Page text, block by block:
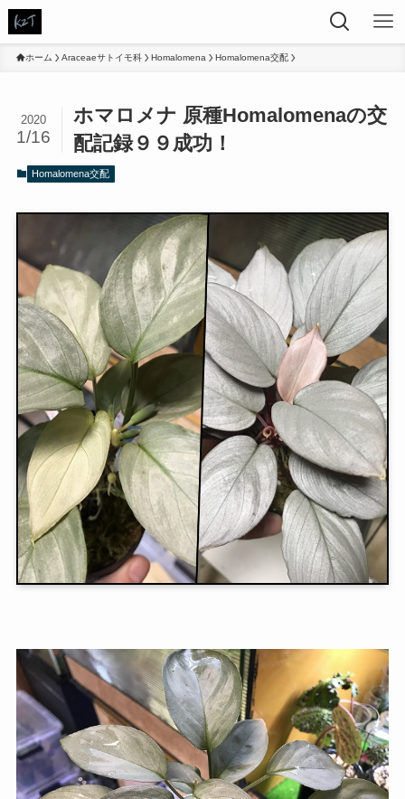
ホーム Araceaeサトイモ科 Homalomena Homalomena交配
ホマロメナ 原種Homalomenaの交
配記録９９成功！
2020
1/16
Homalomena交配